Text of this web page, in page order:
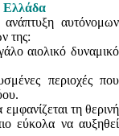
Ελλάδα
αυτόνομων
της:
αιολικό δυναμικό
περιοχές που
τη θερινή
εύκολα να αυξηθεί